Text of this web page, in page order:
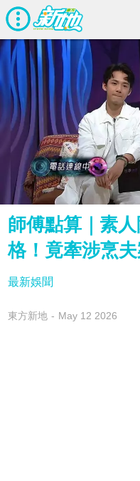
師傅點算｜素
格！竟牽涉烹
最新娛聞
東方新地 May 12 2026